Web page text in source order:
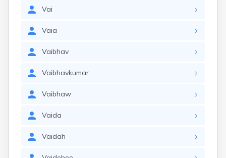
Vai
Vaia
Vaibhav
Vaibhavkumar
Vaibhaw
Vaida
Vaidah